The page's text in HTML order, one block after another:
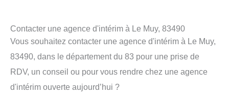
Contacter une agence d'intérim à Le Muy, 83490
Vous souhaitez contacter une agence d'intérim à Le Muy,
83490, dans le département du 83 pour une prise de
RDV, un conseil ou pour vous rendre chez une agence
d'intérim ouverte aujourd’hui ?